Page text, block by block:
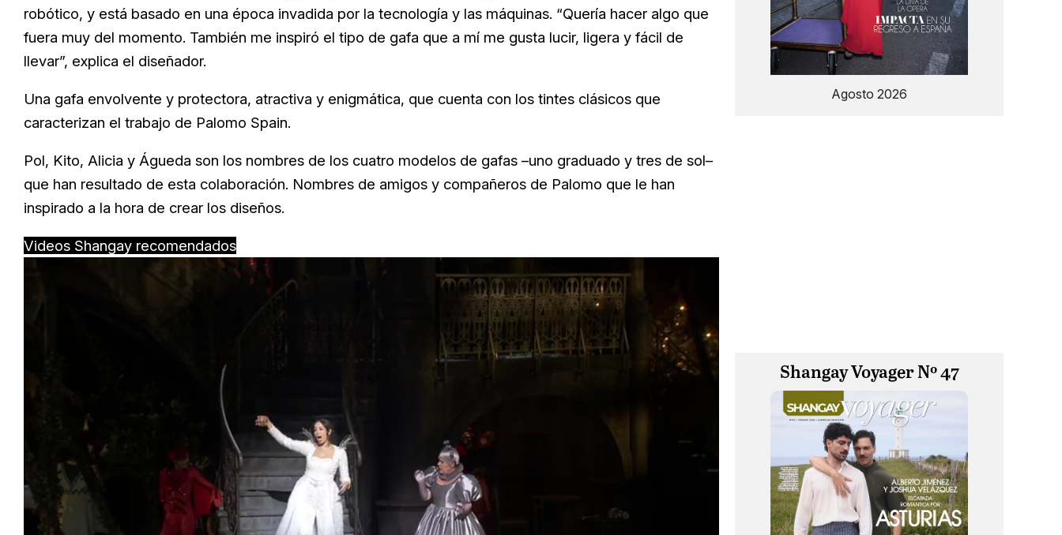
robótico, y está basado en una época invadida por la tecnología y las máquinas. “Quería hacer algo que
fuera muy del momento. También me inspiró el tipo de gafa que a mí me gusta lucir, ligera y fácil de
llevar”, explica el diseñador.
Una gafa envolvente y protectora, atractiva y enigmática, que cuenta con los tintes clásicos que
caracterizan el trabajo de Palomo Spain.
Pol, Kito, Alicia y Águeda son los nombres de los cuatro modelos de gafas –uno graduado y tres de sol–
que han resultado de esta colaboración. Nombres de amigos y compañeros de Palomo que le han
inspirado a la hora de crear los diseños.
Videos Shangay recomendados
Agosto 2026
Shangay Voyager Nº 47